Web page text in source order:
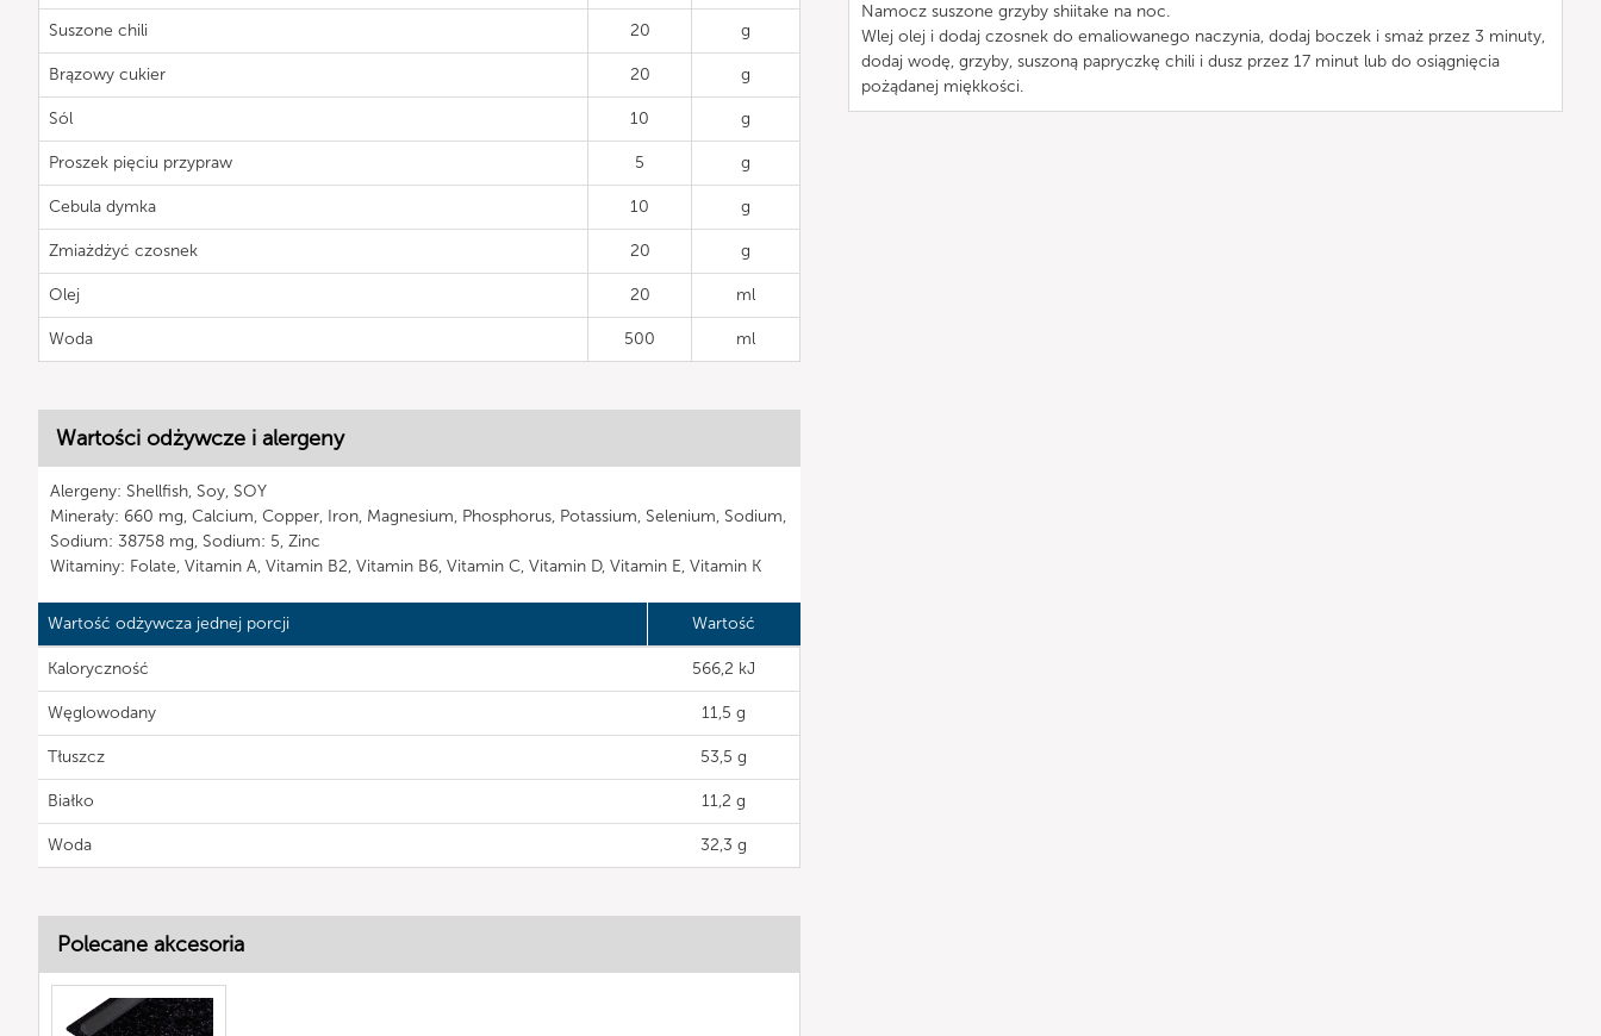
Suszone chili 20 g
Brązowy cukier 20 g
Sól 10 g
Proszek pięciu przypraw 5 g
Cebula dymka 10 g
Zmiażdżyć czosnek 20 g
Olej 20 ml
Woda 500 ml
Wartości odżywcze i alergeny
Alergeny: Shellfish, Soy, SOY
Minerały: 660 mg, Calcium, Copper, Iron, Magnesium, Phosphorus, Potassium, Selenium, Sodium,
Sodium: 38758 mg, Sodium: 5, Zinc
Witaminy: Folate, Vitamin A, Vitamin B2, Vitamin B6, Vitamin C, Vitamin D, Vitamin E, Vitamin K
Wartość odżywcza jednej porcji Wartość
Kaloryczność 566,2 kJ
Węglowodany 11,5 g
Tłuszcz 53,5 g
Białko 11,2 g
Woda 32,3 g
Namocz suszone grzyby shiitake na noc.
Wlej olej i dodaj czosnek do emaliowanego naczynia, dodaj boczek i smaż przez 3 minuty,
dodaj wodę, grzyby, suszoną papryczkę chili i dusz przez 17 minut lub do osiągnięcia
pożądanej miękkości.
Polecane akcesoria